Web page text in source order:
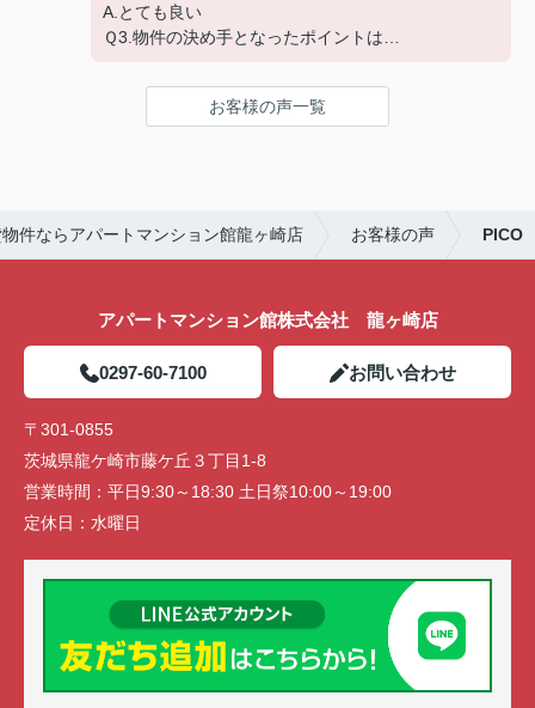
A.とても良い
Ｑ3.物件の決め手となったポイントは？
お客様の声一覧
件ならアパートマンション館龍ヶ崎店 お客様の声 PICO
アパートマンション館株式会社 龍ヶ崎店
0297-60-7100 お問い合わせ
〒301-0855
茨城県龍ケ崎市藤ケ丘３丁目1-8
営業時間： 平日9:30～18:30 土日祭10:00～19:00
定休日： 水曜日